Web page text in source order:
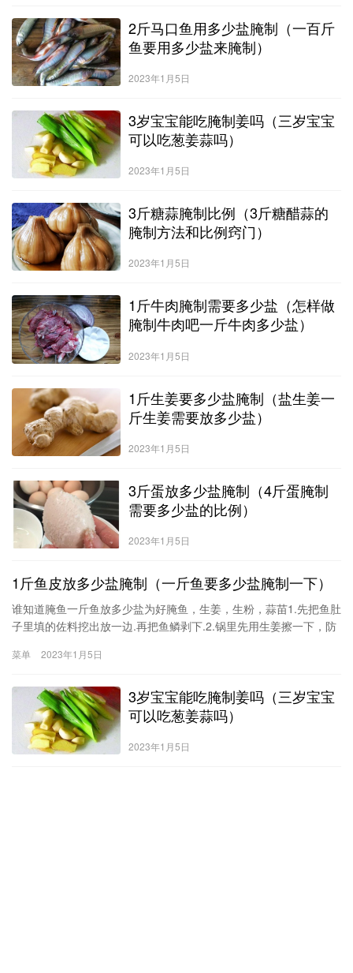
2斤马口鱼用多少盐腌制（一百斤
鱼要用多少盐来腌制）
2023年1月5日
3岁宝宝能吃腌制姜吗（三岁宝宝
可以吃葱姜蒜吗）
2023年1月5日
3斤糖蒜腌制比例（3斤糖醋蒜的
腌制方法和比例窍门）
2023年1月5日
1斤牛肉腌制需要多少盐（怎样做
腌制牛肉吧一斤牛肉多少盐）
2023年1月5日
1斤生姜要多少盐腌制（盐生姜一
斤生姜需要放多少盐）
2023年1月5日
3斤蛋放多少盐腌制（4斤蛋腌制
需要多少盐的比例）
2023年1月5日
1斤鱼皮放多少盐腌制（一斤鱼要多少盐腌制一下）
谁知道腌鱼一斤鱼放多少盐为好腌鱼，生姜，生粉，蒜苗1.先把鱼肚
子里填的佐料挖出放一边.再把鱼鳞剥下.2.锅里先用生姜擦一下，防
腌制过的，鱼皮真的特别难煎.煎了三条一条都没好的.表面
菜单 2023年1月5日
3岁宝宝能吃腌制姜吗（三岁宝宝
可以吃葱姜蒜吗）
2023年1月5日